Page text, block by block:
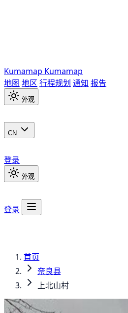
Kumamap Kumamap
地图 地区 行程规划 通知 报告
外观
CN
登录
外观
登录
首页
奈良县
上北山村